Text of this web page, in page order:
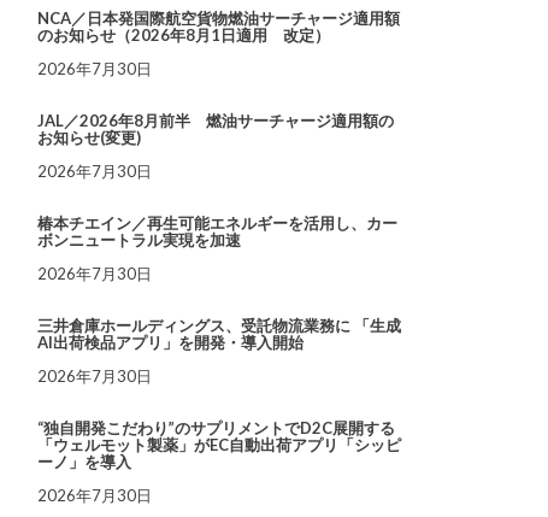
NCA／日本発国際航空貨物燃油サーチャージ適用額
のお知らせ（2026年8月1日適用 改定）
2026年7月30日
JAL／2026年8月前半 燃油サーチャージ適用額の
お知らせ(変更)
2026年7月30日
椿本チエイン／再生可能エネルギーを活用し、カー
ボンニュートラル実現を加速
2026年7月30日
三井倉庫ホールディングス、受託物流業務に 「生成
AI出荷検品アプリ」を開発・導入開始
2026年7月30日
“独自開発こだわり”のサプリメントでD2C展開する
「ウェルモット製薬」がEC自動出荷アプリ「シッピ
ーノ」を導入
2026年7月30日